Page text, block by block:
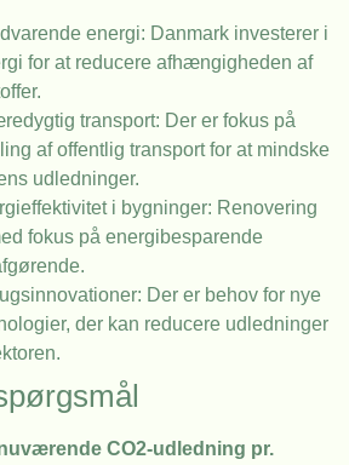
energi: Danmark investerer i
for at reducere afhængigheden af
transport: Der er fokus på
af offentlig transport for at mindske
udledninger.
i bygninger: Renovering
fokus på energibesparende
Der er behov for nye
der kan reducere udledninger
CO2-udledning pr.